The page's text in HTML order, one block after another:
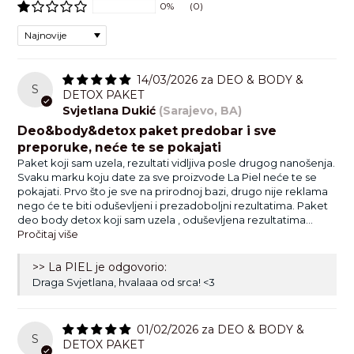
Ingredients/Sastojci:
AQUA, PEG-40 HYDROGENATED CASTOR OIL, POTASSIUM
CINNAMAL, DEHYDROACETIC ACID, BENZYL SALICYLATE,
LINALOOL, CITRONELLOL, LIMONENE, COUMARIN, CINNAMYL
ALCOHOL, HYDROXYCITRONELLAL.
CITRUS GLOW PRIRODNI DEZODORANS &
BODY MIST
Ingredients/Sastojci:
ALUM, PARFUM, TRIETHYL CITRATE, BENZYL ALCOHOL,
LIMONENE, LINALYL ACETATE, LINALOOL, CITRUS AURANTIUM
PEEL OIL, GERANYL ACETATE, DEHYDROACETIC ACID,
HEXAMETHYLINDANOPYRAN, GERANIOL, CITRONELLOL,
EUGENOL, ALPHA-ISOMETHYL IONONE, BETA-
Na područje pazuha nanijeti dva do tri potiska iz daljine. Nakon
brijanja pazuha, pričekati desetak minuta prije nanošenja kako
bi se izbjegla potencijalna iritacija. Kao body mist, nanijeti po
želji na tijelo.
0%
(0)
Sort by
S
14/03/2026
DEO & BODY &
DETOX PAKET
Svjetlana Dukić (Sarajevo, BA)
Deo&body&detox paket predobar i sve
preporuke, neće te se pokajati
Paket koji sam uzela, rezultati vidljiva posle drugog nanošenja.
Svaku marku koju date za sve proizvode La Piel neće te se
pokajati. Prvo što je sve na prirodnoj bazi, drugo nije reklama
nego će te biti oduševljeni i prezadoboljni rezultatima. Paket
deo body detox koji sam uzela , oduševljena rezultatima...
Pročitaj više
>> La PIEL je odgovorio:
Draga Svjetlana, hvalaaa od srca! <3
S
01/02/2026
DEO & BODY &
DETOX PAKET